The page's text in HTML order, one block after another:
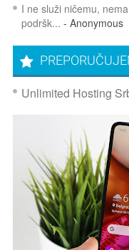
I ne služi ničemu,
podršk... - Anonymous
Unlimited Hosting